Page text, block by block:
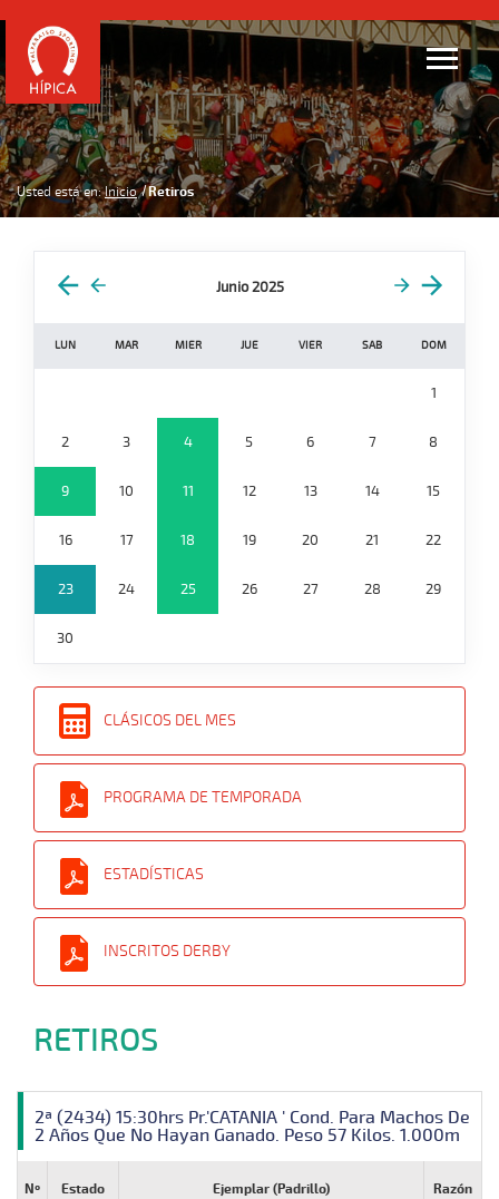
Usted está en: Inicio Retiros
Junio 2025
LUN MAR MIER JUE VIER SAB DOM
1
2 3 4 5 6 7 8
9 10 11 12 13 14 15
16 17 18 19 20 21 22
23 24 25 26 27 28 29
30
CLÁSICOS DEL MES
PROGRAMA DE TEMPORADA
ESTADÍSTICAS
INSCRITOS DERBY
RETIROS
2ª (2434) 15:30hrs Pr.'CATANIA ' Cond. Para Machos De
2 Años Que No Hayan Ganado. Peso 57 Kilos. 1.000m
Nº Estado Ejemplar (Padrillo) Razón